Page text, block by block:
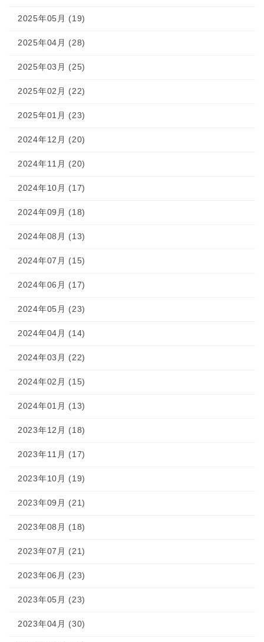
2025年05月 (19)
2025年04月 (28)
2025年03月 (25)
2025年02月 (22)
2025年01月 (23)
2024年12月 (20)
2024年11月 (20)
2024年10月 (17)
2024年09月 (18)
2024年08月 (13)
2024年07月 (15)
2024年06月 (17)
2024年05月 (23)
2024年04月 (14)
2024年03月 (22)
2024年02月 (15)
2024年01月 (13)
2023年12月 (18)
2023年11月 (17)
2023年10月 (19)
2023年09月 (21)
2023年08月 (18)
2023年07月 (21)
2023年06月 (23)
2023年05月 (23)
2023年04月 (30)